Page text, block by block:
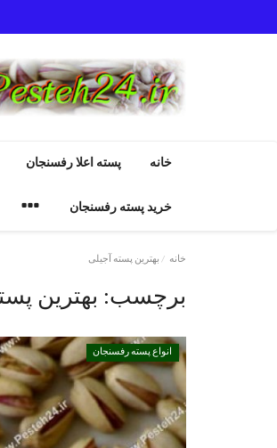
خانه پسته اعلا رفسنجان
خرید پسته رفسنجان
خانه بهترین پسته آجیلی
برچسب: بهترین
انواع پسته رفسنجاندانستنیهای پـسـتـه رفسنجان